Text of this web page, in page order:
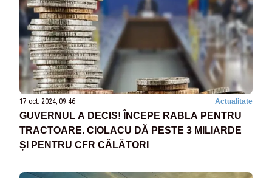
17 oct. 2024, 09:46 Actualitate
GUVERNUL A DECIS! ÎNCEPE RABLA PENTRU
TRACTOARE. CIOLACU DĂ PESTE 3 MILIARDE
ȘI PENTRU CFR CĂLĂTORI